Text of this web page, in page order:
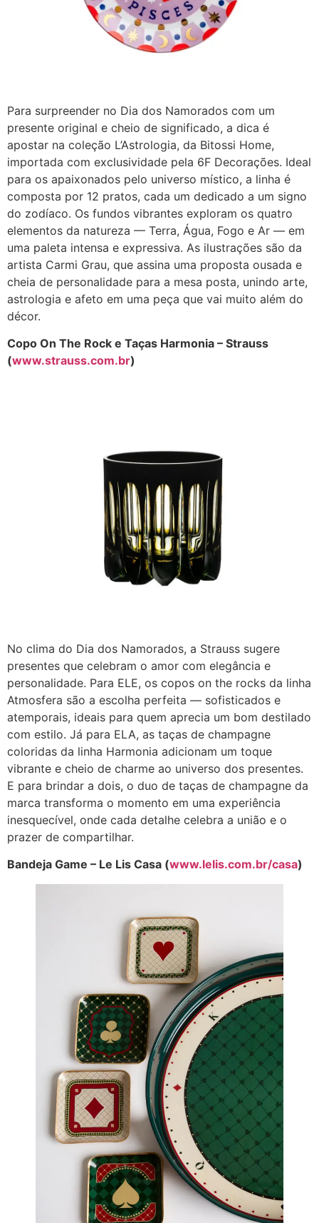
Para surpreender no Dia dos Namorados com um
presente original e cheio de significado, a dica é
apostar na coleção L’Astrologia, da Bitossi Home,
importada com exclusividade pela 6F Decorações. Ideal
para os apaixonados pelo universo místico, a linha é
composta por 12 pratos, cada um dedicado a um signo
do zodíaco. Os fundos vibrantes exploram os quatro
elementos da natureza — Terra, Água, Fogo e Ar — em
uma paleta intensa e expressiva. As ilustrações são da
artista Carmi Grau, que assina uma proposta ousada e
cheia de personalidade para a mesa posta, unindo arte,
astrologia e afeto em uma peça que vai muito além do
décor.
Copo On The Rock e Taças Harmonia – Strauss
(www.strauss.com.br)
No clima do Dia dos Namorados, a Strauss sugere
presentes que celebram o amor com elegância e
personalidade. Para ELE, os copos on the rocks da linha
Atmosfera são a escolha perfeita — sofisticados e
atemporais, ideais para quem aprecia um bom destilado
com estilo. Já para ELA, as taças de champagne
coloridas da linha Harmonia adicionam um toque
vibrante e cheio de charme ao universo dos presentes.
E para brindar a dois, o duo de taças de champagne da
marca transforma o momento em uma experiência
inesquecível, onde cada detalhe celebra a união e o
prazer de compartilhar.
Bandeja Game – Le Lis Casa (www.lelis.com.br/casa)